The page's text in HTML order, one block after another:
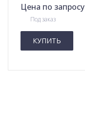
Цена по запросу
Под заказ
КУПИТЬ